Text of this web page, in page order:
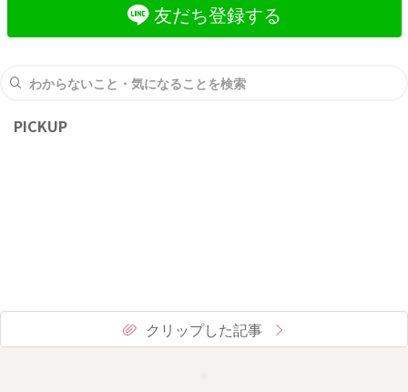
友だち登録する
PICKUP
クリップした記事